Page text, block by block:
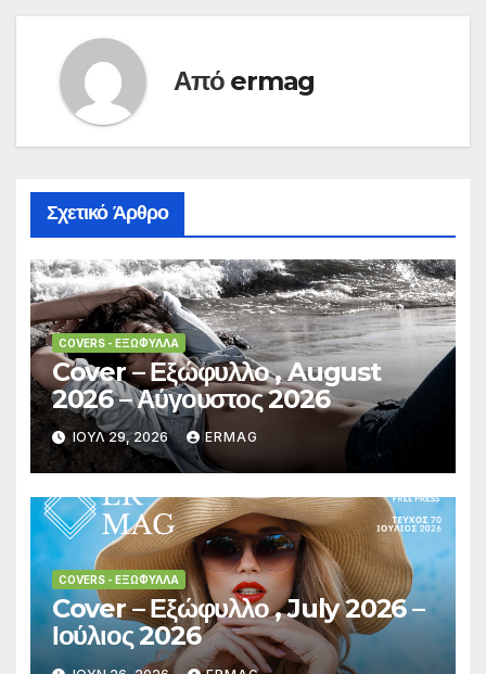
Από ermag
Σχετικό Άρθρο
COVERS - ΕΞΏΦΥΛΛΑ
Cover – Εξώφυλλο , August
2026 – Αύγουστος 2026
ΙΟΎΛ 29, 2026 ERMAG
COVERS - ΕΞΏΦΥΛΛΑ
Cover – Εξώφυλλο , July 2026 –
Ιούλιος 2026